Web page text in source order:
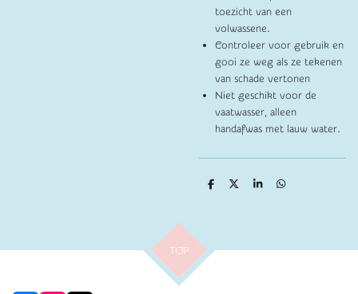
toezicht van een
volwassene.
Controleer voor gebruik en
gooi ze weg als ze tekenen
van schade vertonen
Niet geschikt voor de
vaatwasser, alleen
handafwas met lauw water.
D
D
S
D
TOP